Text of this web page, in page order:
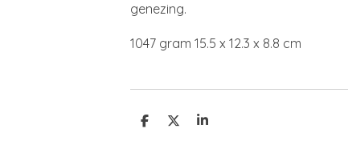
genezing.
1047 gram 15.5 x 12.3 x 8.8 cm
D
D
S